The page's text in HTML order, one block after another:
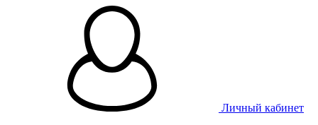
Личный кабинет